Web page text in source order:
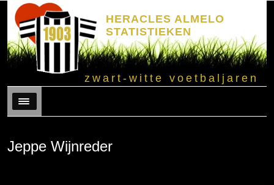
HERACLES ALMELO
STATISTIEKEN
zwart-witte voetbaljaren
Menu
Jeppe Wijnreder